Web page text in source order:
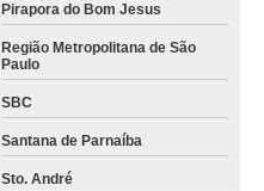
Pirapora do Bom Jesus
Região Metropolitana de São
Paulo
SBC
Santana de Parnaíba
Sto. André